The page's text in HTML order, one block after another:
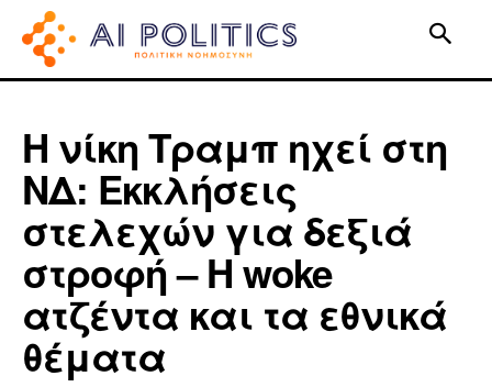
Η νίκη Τραμπ ηχεί στη
ΝΔ: Εκκλήσεις
στελεχών για δεξιά
στροφή – Η woke
ατζέντα και τα εθνικά
θέματα